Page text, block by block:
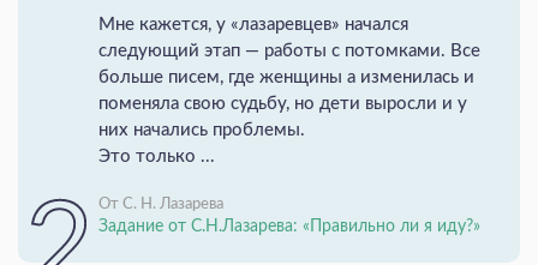
Мне кажется, у «лазаревцев» начался
следующий этап — работы с потомками. Все
больше писем, где женщины а изменилась и
поменяла свою судьбу, но дети выросли и у
них начались проблемы.
Это только ...
От С. Н. Лазарева
Задание от С.Н.Лазарева: «Правильно ли я иду?»